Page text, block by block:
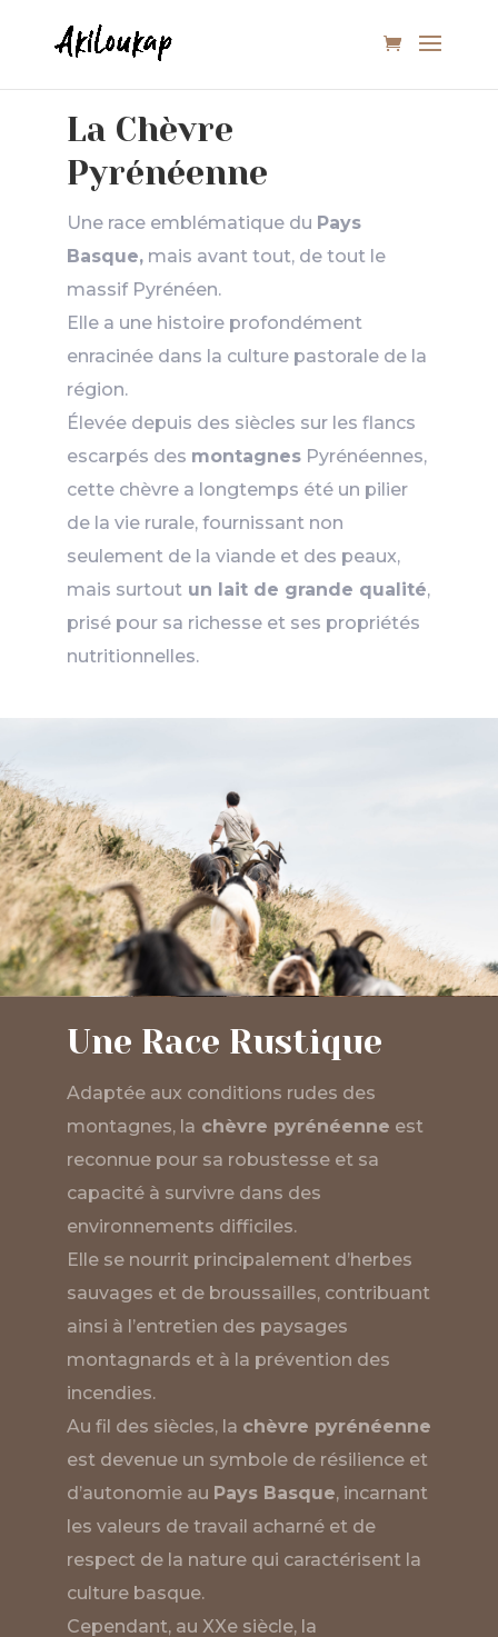
La Chèvre
Pyrénéenne
Une race emblématique du Pays
Basque, mais avant tout, de tout le
massif Pyrénéen.
Elle a une histoire profondément
enracinée dans la culture pastorale de la
région.
Élevée depuis des siècles sur les flancs
escarpés des montagnes Pyrénéennes,
cette chèvre a longtemps été un pilier
de la vie rurale, fournissant non
seulement de la viande et des peaux,
mais surtout un lait de grande qualité,
prisé pour sa richesse et ses propriétés
nutritionnelles.
Une Race Rustique
Adaptée aux conditions rudes des
montagnes, la chèvre pyrénéenne est
reconnue pour sa robustesse et sa
capacité à survivre dans des
environnements difficiles.
Elle se nourrit principalement d’herbes
sauvages et de broussailles, contribuant
ainsi à l’entretien des paysages
montagnards et à la prévention des
incendies.
Au fil des siècles, la chèvre pyrénéenne
est devenue un symbole de résilience et
d’autonomie au Pays Basque, incarnant
les valeurs de travail acharné et de
respect de la nature qui caractérisent la
culture basque.
Cependant, au XXe siècle, la